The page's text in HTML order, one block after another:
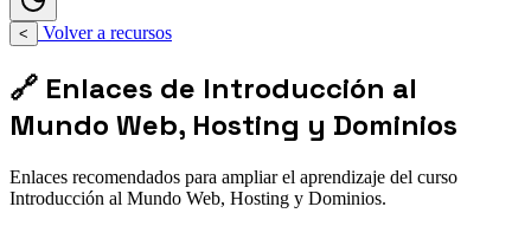
< Volver a recursos
🔗 Enlaces de Introducción al
Mundo Web, Hosting y Dominios
Enlaces recomendados para ampliar el aprendizaje del curso
Introducción al Mundo Web, Hosting y Dominios.